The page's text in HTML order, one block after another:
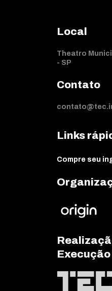
Local
Theatro
- SP
Contato
Links
Compre seu
Execução